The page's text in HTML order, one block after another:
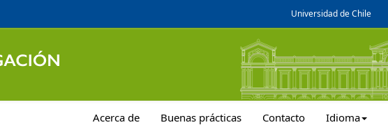
Universidad de Chile
Acerca de Buenas prácticas Contacto Idioma